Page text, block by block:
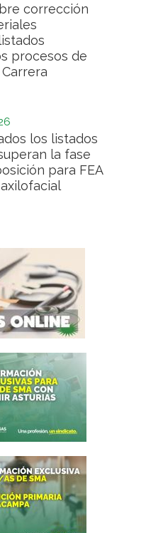
corrección
procesos de
los listados
la fase
para FEA